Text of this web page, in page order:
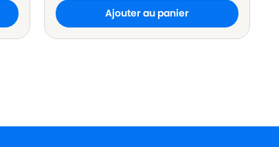
Ajouter au panier